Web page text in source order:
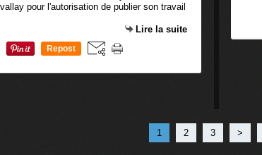
pour l'autorisation de publier son travail
Lire la suite
Repost
1 2 3 >